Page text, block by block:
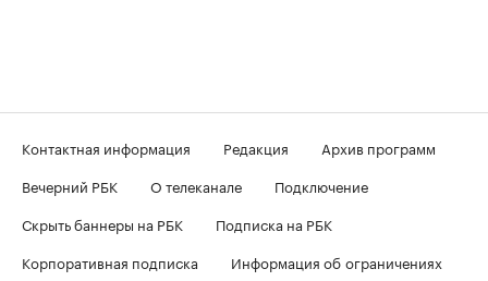
Контактная информация Редакция
Архив программ
Вечерний РБК
О телеканале
Подключение
Скрыть баннеры на РБК
Подписка на РБК
Корпоративная подписка
Информация об ограничениях